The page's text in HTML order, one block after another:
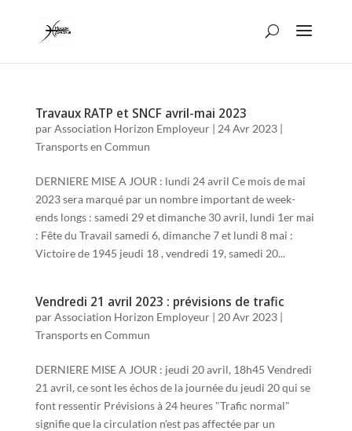
Travaux RATP et SNCF avril-mai 2023
parAssociation Horizon Employeur| 24 Avr 2023|
Transports en Commun
DERNIERE MISE A JOUR : lundi 24 avril Ce mois de mai
2023 sera marqué par un nombre important de week-
ends longs : samedi 29 et dimanche 30 avril, lundi 1er mai
: Fête du Travail samedi 6, dimanche 7 et lundi 8 mai :
Victoire de 1945 jeudi 18 , vendredi 19, samedi 20...
Vendredi 21 avril 2023 : prévisions de trafic
parAssociation Horizon Employeur| 20 Avr 2023|
Transports en Commun
DERNIERE MISE A JOUR : jeudi 20 avril, 18h45 Vendredi
21 avril, ce sont les échos de la journée du jeudi 20 qui se
font ressentir Prévisions à 24 heures "Trafic normal"
signifie que la circulation n'est pas affectée par un